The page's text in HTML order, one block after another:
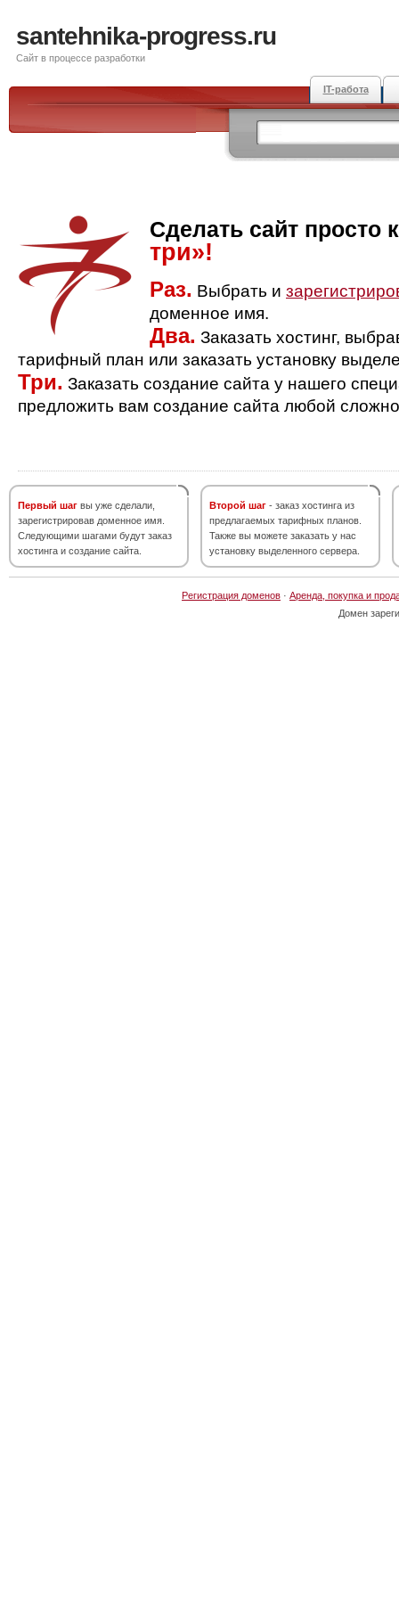
santehnika-progress.ru
Сайт в процессе разработки
IT-работа
Сделать сайт просто
три»!
Раз. Выбрать и
доменное имя.
Два. Заказать хостинг,
тарифный план или заказать установку
Три. Заказать создание сайта у нашего
предложить вам создание сайта любой
Первый шаг вы уже сделали,
зарегистрировав доменное имя.
Следующими шагами будут заказ
хостинга и создание сайта.
Второй шаг - заказ хостинга из
предлагаемых тарифных планов.
Также вы можете заказать у нас
установку выделенного сервера.
Регистрация доменов · Аренда, покупка и
Домен